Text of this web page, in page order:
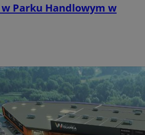
Parku Handlowym w